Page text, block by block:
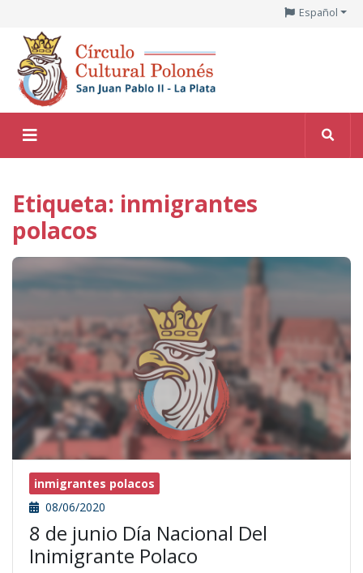
Español
Etiqueta: inmigrantes
polacos
inmigrantes polacos
08/06/2020
8 de junio Día Nacional Del
Inimigrante Polaco